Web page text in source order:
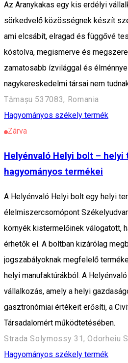
Az Aranykakas egy kis erdélyi
sörkedvelő közösségnek készít
ami elcsábít, elragad és függővé
kóstolva, megismerve és
zamatosabb ízvilággal és
nagykereskedelmi társai nem
Tămașu 537083, Romania
Hagyományos székely termék
Zárva
Helyénvaló Helyi bolt – helyi
hagyományos termékei
A Helyénvaló Helyi bolt egy helyi
élelmiszercsomópont
környék kistermelőinek válogatott,
érhetők el. A boltban kizárólag
jogszabályoknak megfelelő
helyi manufaktúrákból. A
vállalkozás, amely a helyi
gasztronómiai értékeit erősíti, a
Társadalomért működtetésében.
Hagyományos székely termék